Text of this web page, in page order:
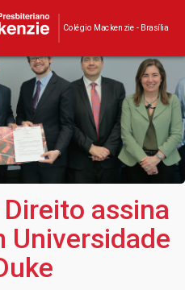
Colégio Mackenzie - Brasília
assina
Universidade